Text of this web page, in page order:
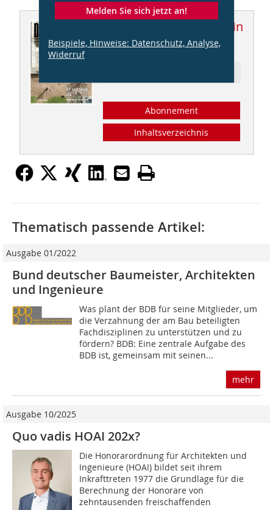
Dieser Artikel erschien in
DBZ 01/2021
Abonnement
Inhaltsverzeichnis
Melden Sie sich jetzt an!
Beispiele, Hinweise: Datenschutz, Analyse,
Widerruf
Thematisch passende Artikel:
Ausgabe 01/2022
Bund deutscher Baumeister, Architekten
und Ingenieure
Was plant der BDB für seine Mitglieder, um
die Verzahnung der am Bau beteiligten
Fachdisziplinen zu unterstützen und zu
fördern? BDB: Eine zentrale Aufgabe des
BDB ist, gemeinsam mit seinen...
mehr
Ausgabe 10/2025
Quo vadis HOAI 202x?­
Die Honorarordnung für Architekten und
Inge­nieure (HOAI) bildet seit ihrem
Inkrafttreten 1977 die Grundlage für die
Berechnung der Honorare von
zehntausenden freischaffenden